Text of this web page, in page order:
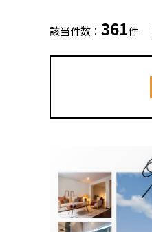
該当件数： 361件